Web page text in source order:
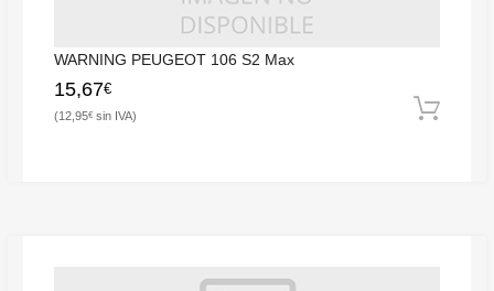
WARNING PEUGEOT 106 S2 Max
15,67€
12,95€